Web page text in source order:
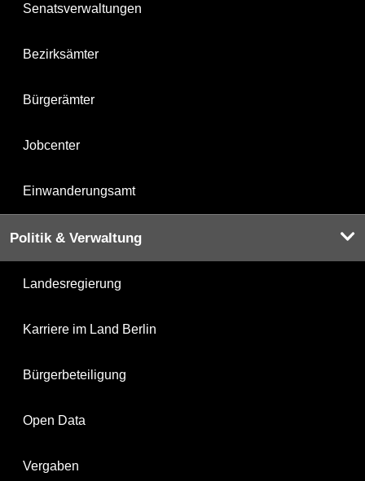
Senatsverwaltungen
Bezirksämter
Bürgerämter
Jobcenter
Einwanderungsamt
Politik & Verwaltung
Landesregierung
Karriere im Land Berlin
Bürgerbeteiligung
Open Data
Vergaben